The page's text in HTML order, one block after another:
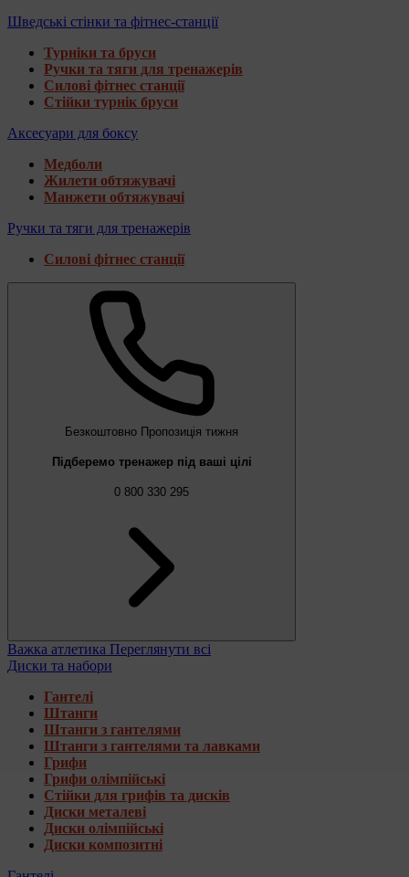
Шведські стінки та фітнес-станції
Турніки та бруси
Ручки та тяги для тренажерів
Силові фітнес станції
Стійки турнік бруси
Аксесуари для боксу
Медболи
Жилети обтяжувачі
Манжети обтяжувачі
Ручки та тяги для тренажерів
Силові фітнес станції
Безкоштовно Пропозиція тижня
Підберемо тренажер під ваші цілі
0 800 330 295
Важка атлетика Переглянути всі
Диски та набори
Гантелі
Штанги
Штанги з гантелями
Штанги з гантелями та лавками
Грифи
Грифи олімпійські
Стійки для грифів та дисків
Диски металеві
Диски олімпійські
Диски композитні